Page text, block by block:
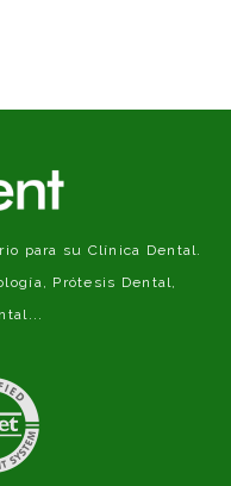
para su Clínica Dental.
Prótesis Dental,